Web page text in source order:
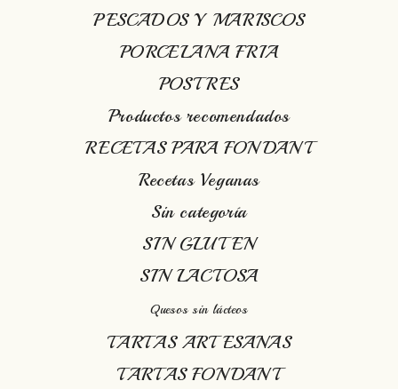
PESCADOS Y MARISCOS
PORCELANA FRIA
POSTRES
Productos recomendados
RECETAS PARA FONDANT
Recetas Veganas
Sin categoría
SIN GLUTEN
SIN LACTOSA
Quesos sin lácteos
TARTAS ARTESANAS
TARTAS FONDANT